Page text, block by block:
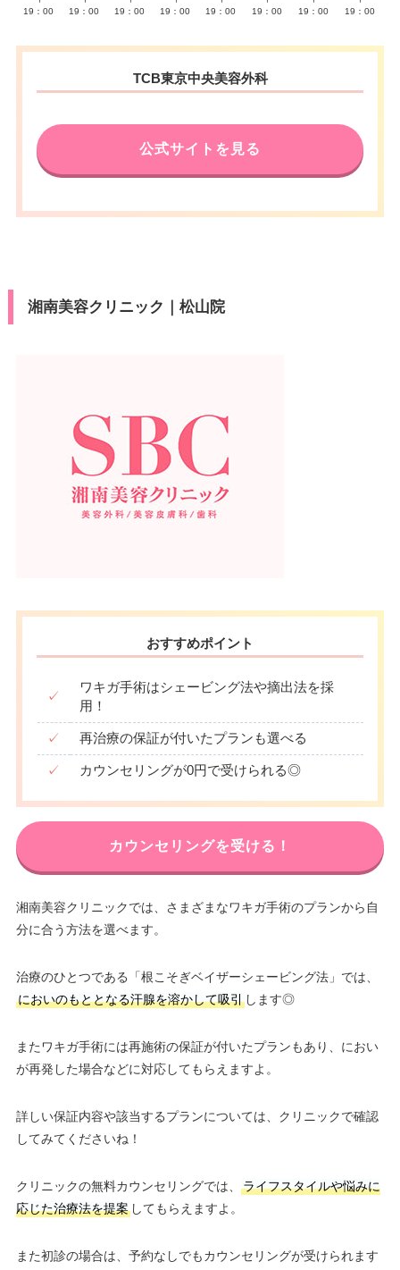
19：00
19：00
19：00
19：00
19：00
19：00
19：00
19：00
TCB東京中央美容外科
公式サイトを見る
湘南美容クリニック｜松山院
おすすめポイント
✓
ワキガ手術はシェービング法や摘出法を採
用！
✓ 再治療の保証が付いたプランも選べる
✓ カウンセリングが0円で受けられる◎
カウンセリングを受ける！
湘南美容クリニックでは、さまざまなワキガ手術のプランから自
分に合う方法を選べます。
治療のひとつである「根こそぎベイザーシェービング法」では、
においのもととなる汗腺を溶かして吸引します◎
またワキガ手術には再施術の保証が付いたプランもあり、におい
が再発した場合などに対応してもらえますよ。
詳しい保証内容や該当するプランについては、クリニックで確認
してみてくださいね！
クリニックの無料カウンセリングでは、
ライフスタイルや悩みに
応じた治療法を提案してもらえますよ。
また初診の場合は、予約なしでもカウンセリングが受けられます